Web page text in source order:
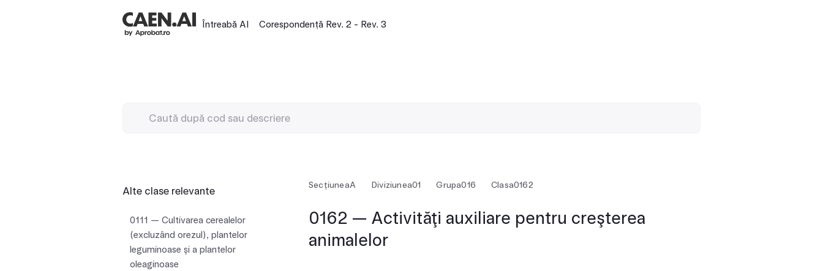
Întreabă AI Corespondență Rev. 2 - Rev. 3
Alte clase relevante
0111 — Cultivarea cerealelor
(excluzând orezul), plantelor
leguminoase şi a plantelor
oleaginoase
SecțiuneaA Diviziunea01 Grupa016 Clasa0162
0162 — Activităţi auxiliare pentru creşterea
animalelor